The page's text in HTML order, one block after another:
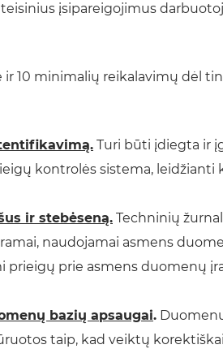
įsipareigojimus
10 minimalių reikalavimų dėl
Turi būti įdiegta ir
kontrolės sistema,
ir stebėseną. Techninių
naudojamai asmens
prie asmens duomenų
bazių apsaugai.
taip, kad veiktų